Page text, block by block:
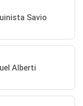
Savio
Alberti